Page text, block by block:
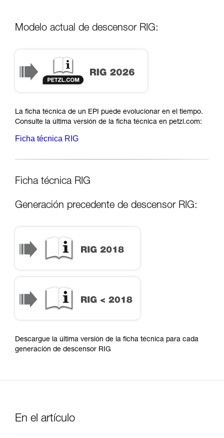
Modelo actual de descensor RIG:
La ficha técnica de un EPI puede evolucionar en el tiempo.
Consulte la última versión de la ficha técnica en petzl.com:
Ficha técnica RIG
Ficha técnica RIG
Generación precedente de descensor RIG:
Descargue la última versión de la ficha técnica para cada
generación de descensor RIG
En el artículo